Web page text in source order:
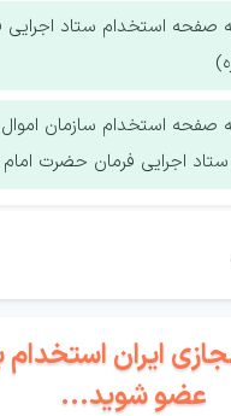
صفحه استخدام ستاد اجرایی
صفحه استخدام سازمان
اجرایی فرمان حضرت
ایران استخدام
عضو شوید...